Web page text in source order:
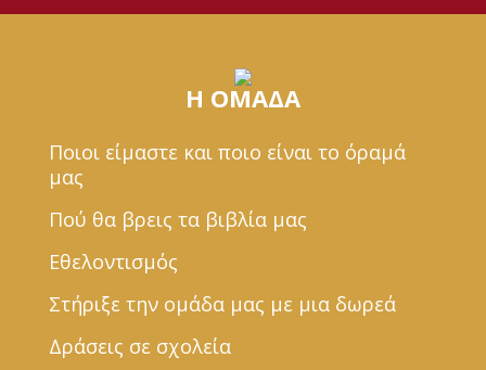
Η ΟΜΑΔΑ
Ποιοι είμαστε και ποιο είναι το όραμά
μας
Πού θα βρεις τα βιβλία μας
Εθελοντισμός
Στήριξε την ομάδα μας με μια δωρεά
Δράσεις σε σχολεία